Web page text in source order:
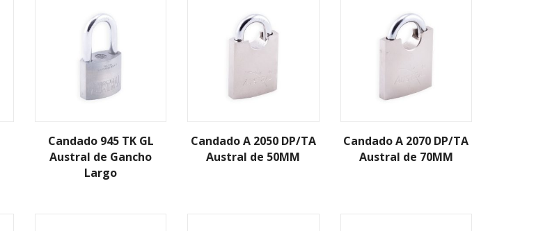
Candado 945 TK GL
Austral de Gancho
Largo
Candado A 2050 DP/TA
Austral de 50MM
Candado A 2070 DP/TA
Austral de 70MM